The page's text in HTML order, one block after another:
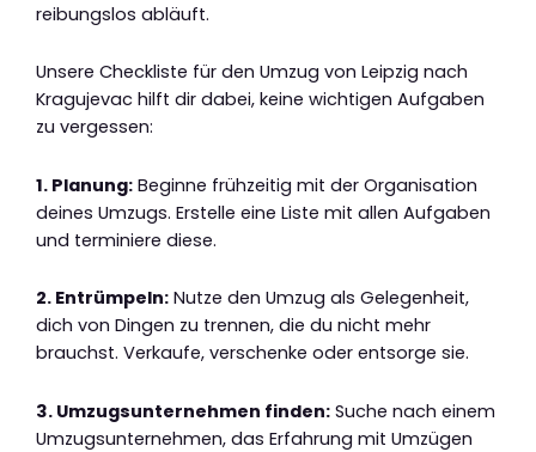
reibungslos abläuft.
Unsere Checkliste für den Umzug von Leipzig nach
Kragujevac hilft dir dabei, keine wichtigen Aufgaben
zu vergessen:
1. Planung: Beginne frühzeitig mit der Organisation
deines Umzugs. Erstelle eine Liste mit allen Aufgaben
und terminiere diese.
2. Entrümpeln: Nutze den Umzug als Gelegenheit,
dich von Dingen zu trennen, die du nicht mehr
brauchst. Verkaufe, verschenke oder entsorge sie.
3. Umzugsunternehmen finden: Suche nach einem
Umzugsunternehmen, das Erfahrung mit Umzügen